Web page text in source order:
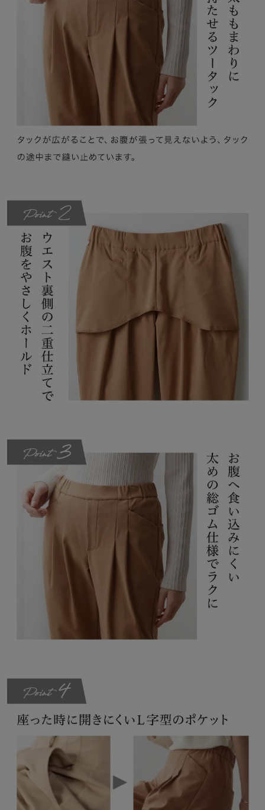
「CLASSY.Online」にて掲載いただきました(PR)
「mi-mollet」にてモデルのクリスウェブ佳子さんに着用いただきまし
商品にまつわる『デッセコラム』